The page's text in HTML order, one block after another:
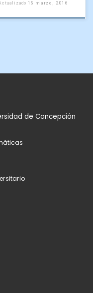
15 marzo, 2016
de Concepción